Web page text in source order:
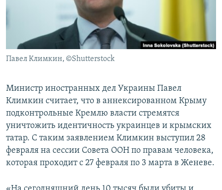
ПОБЕДИТЕЛЕЙ НЕ СУДЯТ?
КРЫМ.НЕПОКОРЕННЫЙ
ELIFBE
УКРАИНСКАЯ ПРОБЛЕМА КРЫМА
Павел Климкин, ©Shutterstock
Министр иностранных дел Украины Павел
Климкин считает, что в аннексированном Крыму
подконтрольные Кремлю власти стремятся
уничтожить идентичность украинцев и крымских
татар. С таким заявлением Климкин выступил 28
февраля на сессии Совета ООН по правам человека,
которая проходит с 27 февраля по 3 марта в Женеве.